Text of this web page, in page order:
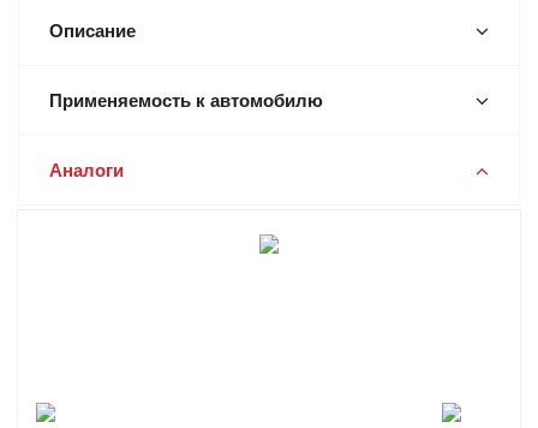
Описание
Применяемость к автомобилю
Аналоги